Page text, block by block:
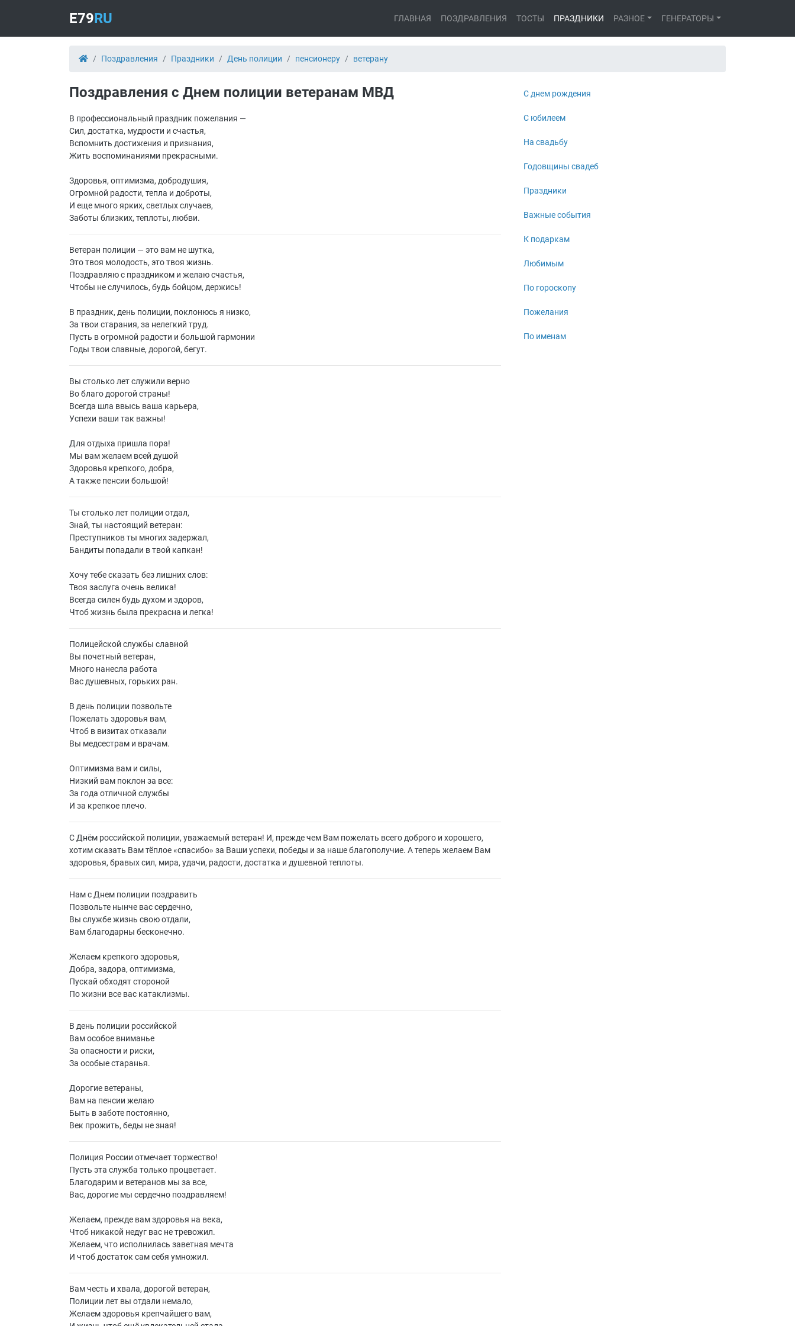
E79RU ГЛАВНАЯ ПОЗДРАВЛЕНИЯ ТОСТЫ ПРАЗДНИКИ РАЗНОЕ ГЕНЕРАТОРЫ
Поздравления Праздники День полиции пенсионеру ветерану
Поздравления с Днем полиции ветеранам МВД
В профессиональный праздник пожелания —
Сил, достатка, мудрости и счастья,
Вспомнить достижения и признания,
Жить воспоминаниями прекрасными.
Здоровья, оптимизма, добродушия,
Огромной радости, тепла и доброты,
И еще много ярких, светлых случаев,
Заботы близких, теплоты, любви.
Ветеран полиции — это вам не шутка,
Это твоя молодость, это твоя жизнь.
Поздравляю с праздником и желаю счастья,
Чтобы не случилось, будь бойцом, держись!
В праздник, день полиции, поклонюсь я низко,
За твои старания, за нелегкий труд.
Пусть в огромной радости и большой гармонии
Годы твои славные, дорогой, бегут.
Вы столько лет служили верно
Во благо дорогой страны!
Всегда шла ввысь ваша карьера,
Успехи ваши так важны!
Для отдыха пришла пора!
Мы вам желаем всей душой
Здоровья крепкого, добра,
А также пенсии большой!
Ты столько лет полиции отдал,
Знай, ты настоящий ветеран:
Преступников ты многих задержал,
Бандиты попадали в твой капкан!
Хочу тебе сказать без лишних слов:
Твоя заслуга очень велика!
Всегда силен будь духом и здоров,
Чтоб жизнь была прекрасна и легка!
Полицейской службы славной
Вы почетный ветеран,
Много нанесла работа
Вас душевных, горьких ран.
В день полиции позвольте
Пожелать здоровья вам,
Чтоб в визитах отказали
Вы медсестрам и врачам.
Оптимизма вам и силы,
Низкий вам поклон за все:
За года отличной службы
И за крепкое плечо.
С Днём российской полиции, уважаемый ветеран! И, прежде чем Вам пожелать всего доброго и хорошего,
хотим сказать Вам тёплое «спасибо» за Ваши успехи, победы и за наше благополучие. А теперь желаем Вам
здоровья, бравых сил, мира, удачи, радости, достатка и душевной теплоты.
Нам с Днем полиции поздравить
Позвольте нынче вас сердечно,
Вы службе жизнь свою отдали,
Вам благодарны бесконечно.
Желаем крепкого здоровья,
Добра, задора, оптимизма,
Пускай обходят стороной
По жизни все вас катаклизмы.
В день полиции российской
Вам особое вниманье
За опасности и риски,
За особые старанья.
Дорогие ветераны,
Вам на пенсии желаю
Быть в заботе постоянно,
Век прожить, беды не зная!
Полиция России отмечает торжество!
Пусть эта служба только процветает.
Благодарим и ветеранов мы за все,
Вас, дорогие мы сердечно поздравляем!
Желаем, прежде вам здоровья на века,
Чтоб никакой недуг вас не тревожил.
Желаем, что исполнилась заветная мечта
И чтоб достаток сам себя умножил.
Вам честь и хвала, дорогой ветеран,
Полиции лет вы отдали немало,
Желаем здоровья крепчайшего вам,
С днем рождения
С юбилеем
На свадьбу
Годовщины свадеб
Праздники
Важные события
К подаркам
Любимым
По гороскопу
Пожелания
По именам